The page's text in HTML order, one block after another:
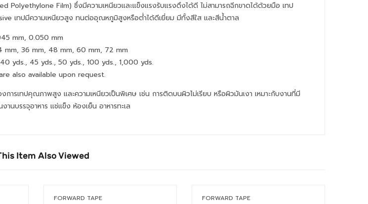
Polyethylone Film) ซึ่งมีความเหนียวและแข็งแรงรับแรงดึงได้ดี ไม่สามารถฉีกขาดได้ด้วยมือ เทป
เทปมีความเหนียวสูง ทนต่ออุณหภูมิสูงหรือต่ำได้ดีเยี่ยม มีทั้งสีใส และสีน้ำตาล
mm, 0.050 mm
36 mm, 48 mm, 60 mm, 72 mm
yds., 45 yds., 50 yds., 100 yds., 1,000 yds.
also available upon request.
การเทปคุณภาพสูง และความเหนียวเป็นพิเศษ เช่น การติดบนผิวไม่เรียบ หรือผิวมันเงา เหมาะกับงานที่มี
นบรรจุอาหาร แช่แข็ง ห้องเย็น อาหารทะเล
Item Also Viewed
FORWARD TAPE FORWARD TAPE